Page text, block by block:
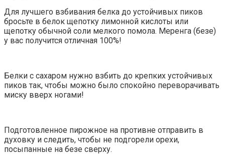
Для лучшего взбивания белка до устойчивых пиков
бросьте в белок щепотку лимонной кислоты или
щепотку обычной соли мелкого помола. Меренга (безе)
у вас получится отличная 100%!
Белки с сахаром нужно взбить до крепких устойчивых
пиков так, чтобы можно было спокойно переворачивать
миску вверх ногами!
Подготовленное пирожное на противне отправить в
духовку и следить, чтобы не подгорели орехи,
посыпанные на безе сверху.